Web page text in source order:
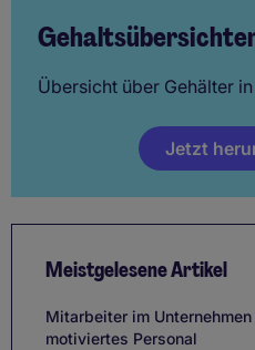
Übersicht über Gehälter
Jetzt
Meistgelesene Artikel
Mitarbeiter im
motiviertes Personal